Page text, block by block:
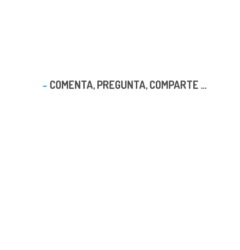
COMENTA, PREGUNTA, COMPARTE ...